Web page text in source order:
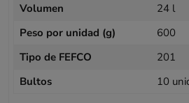
Volumen
24 l
Peso por unidad (g)
600
Tipo de FEFCO
201
Bultos
10